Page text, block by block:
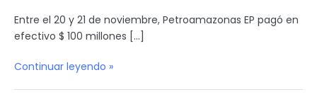
Entre el 20 y 21 de noviembre, Petroamazonas EP pagó en
efectivo $ 100 millones […]
Continuar leyendo »